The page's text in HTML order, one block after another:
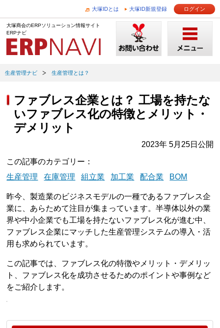
大塚IDとは 大塚ID新規登録 ログイン
大塚商会のERPソリューション情報サイト
ERPナビ
生産管理ナビ 生産管理とは？
ファブレス企業とは？ 工場を持たな
いファブレス化の特徴とメリット・
デメリット
2023年 5月25日公開
この記事のカテゴリー
生産管理
在庫管理 組立業 加工業 配合業 BOM
昨今、製造業のビジネスモデルの一種であるファブレス企
業に、あらためて注目が集まっています。半導体以外の業
界や中小企業でも工場を持たないファブレス化が進む中、
ファブレス企業にマッチした生産管理システムの導入・活
用も求められています。
この記事では、ファブレス化の特徴やメリット・デメリッ
ト、ファブレス化を成功させるためのポイントや事例など
をご紹介します。